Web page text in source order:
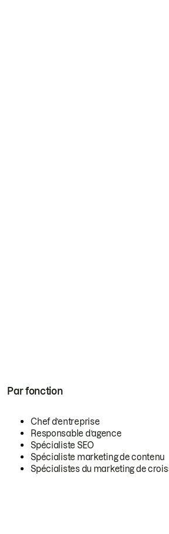
Par fonction
Chef d’entreprise
Responsable d’agence
Spécialiste SEO
Spécialiste marketing de contenu
Spécialistes du marketing de